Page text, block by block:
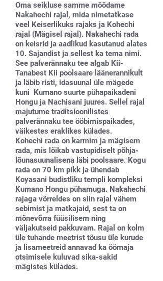
Oma seikluse samme mõõdame
Nakahechi rajal, mida nimetatkase
veel Keiserlikuks rajaks ja Kohechi
rajal (Mägisel rajal). Nakahechi rada
on keisrid ja aadlikud kasutanud alates
10. Sajandist ja sellest ka tema nimi.
See palverännaku tee algab Kii-
Tanabest Kii poolsaare läänerannikult
ja läbib risti, idasuunal üle mägede
kuni Kumano suurte pühapaikadeni
Hongu ja Nachisani juures. Sellel rajal
majutume traditsioonilistes
palverännaku tee ööbimispaikades,
väikestes eraklikes külades.
Kohechi rada on karmim ja mägisem
rada, mis lõikab vastupidiselt põhja-
lõunasuunalisena läbi poolsaare. Kogu
rada on 70 km pikk ja ühendab
Koyasani budistliku templi kompleksi
Kumano Hongu pühamuga. Nakahechi
rajaga võrreldes on siin rajal vähem
sebimist ja matkajaid, sest ta on
mõnevõrra füüsilisem ning
väljakutseid pakkuvam. Rajal on kolm
üle tuhande meetrist tõusu üle kurude
ja lisameetreid annavad ka öömaja
otsimisele kuluvad sika-sakid
mägistes külades.